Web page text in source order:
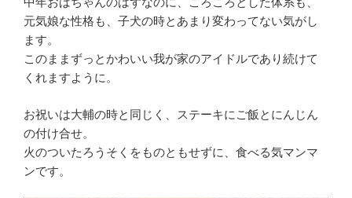
元気娘な性格も、子犬の時とあまり変わってない気がし
ます。
このままずっとかわいい我が家のアイドルであり続けて
くれますように。
お祝いは大輔の時と同じく、ステーキにご飯とにんじん
の付け合せ。
火のついたろうそくをものともせずに、食べる気マンマ
ンです。